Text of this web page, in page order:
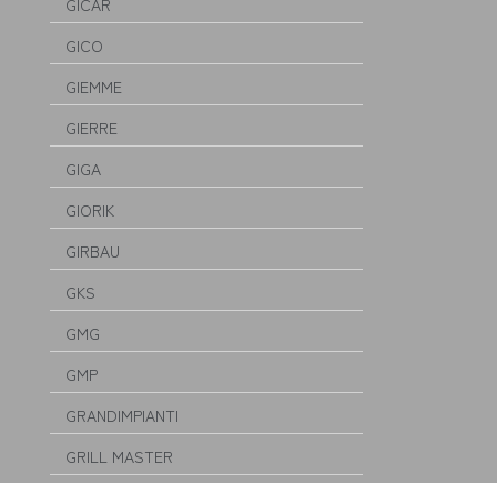
GICAR
GICO
GIEMME
GIERRE
GIGA
GIORIK
GIRBAU
GKS
GMG
GMP
GRANDIMPIANTI
GRILL MASTER